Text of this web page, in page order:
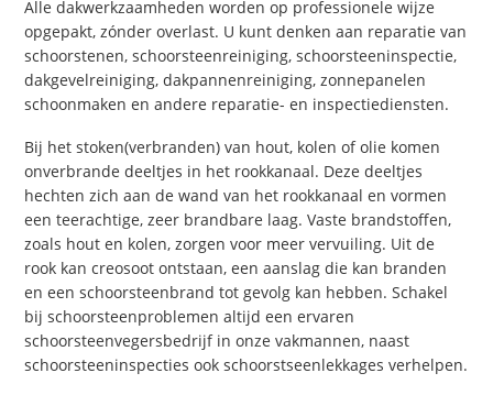
Alle dakwerkzaamheden worden op professionele wijze
opgepakt, zónder overlast. U kunt denken aan reparatie van
schoorstenen, schoorsteenreiniging, schoorsteeninspectie,
dakgevelreiniging, dakpannenreiniging, zonnepanelen
schoonmaken en andere reparatie- en inspectiediensten.
Bij het stoken(verbranden) van hout, kolen of olie komen
onverbrande deeltjes in het rookkanaal. Deze deeltjes
hechten zich aan de wand van het rookkanaal en vormen
een teerachtige, zeer brandbare laag. Vaste brandstoffen,
zoals hout en kolen, zorgen voor meer vervuiling. Uit de
rook kan creosoot ontstaan, een aanslag die kan branden
en een schoorsteenbrand tot gevolg kan hebben. Schakel
bij schoorsteenproblemen altijd een ervaren
schoorsteenvegersbedrijf in onze vakmannen, naast
schoorsteeninspecties ook schoorstseenlekkages verhelpen.